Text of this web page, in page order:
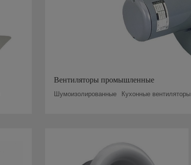
Вентиляторы промышленные
Шумоизолированные Кухонные вентиляторы